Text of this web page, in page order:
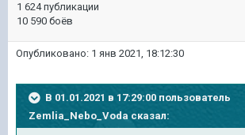
1 624 публикации
10 590 боёв
Опубликовано: 1 янв 2021, 18:12:30
В 01.01.2021 в 17:29:00 пользователь
Zemlia_Nebo_Voda сказал: